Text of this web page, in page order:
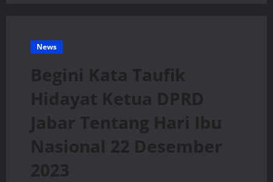
News
Begini Kata Taufik
Hidayat Ketua DPRD
Jabar Tentang Hari Ibu
Nasional 22 Desember
2023